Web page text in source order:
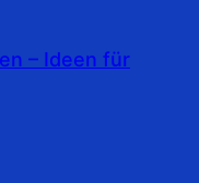
– Ideen für